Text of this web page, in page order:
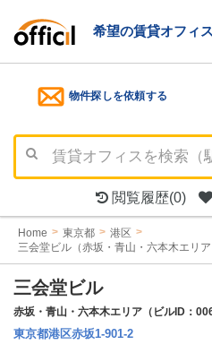
希望の賃貸オフィ
物件探しを依頼する
閲覧履歴(0)
Home 東京都
港区
三会堂ビル（赤坂・青山・六本木エリ
三会堂ビル
赤坂・青山・六本木エリア（ビルID：
東京都港区赤坂1-901-2